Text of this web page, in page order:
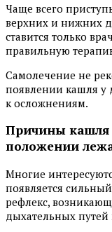
Чаще всего
верхних и нижних
ставится только
правильную
Самолечение не
появлении кашля у
к осложнениям.
Причины кашля
положении
Многие
появляется
рефлекс,
дыхательных путей